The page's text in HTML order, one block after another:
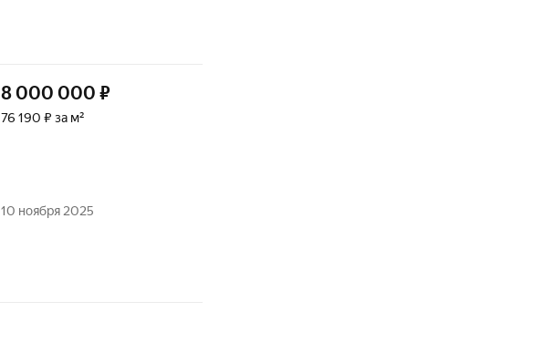
8 000 000 ₽
76 190 ₽ за м²
10 ноября 2025